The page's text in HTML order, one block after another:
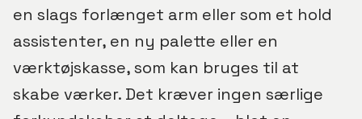
en slags forlænget arm eller som et hold
assistenter, en ny palette eller en
værktøjskasse, som kan bruges til at
skabe værker. Det kræver ingen særlige